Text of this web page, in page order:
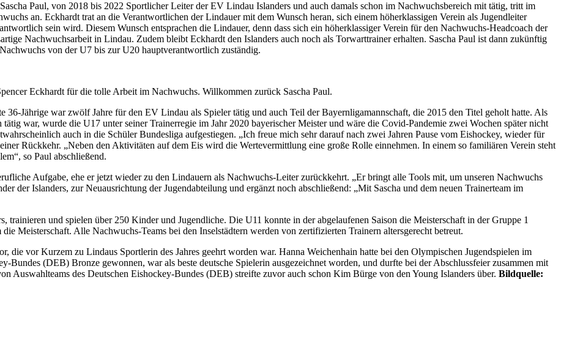
Paul, von 2018 bis 2022 Sportlicher Leiter der EV Lindau Islanders und auch damals schon im Nachwuchsbereich mit tätig, tritt im
an. Eckhardt trat an die Verantwortlichen der Lindauer mit dem Wunsch heran, sich einem höherklassigen Verein als Jugendleiter
sein wird. Diesem Wunsch entsprachen die Lindauer, denn dass sich ein höherklassiger Verein für den Nachwuchs-Headcoach der
Nachwuchsarbeit in Lindau. Zudem bleibt Eckhardt den Islanders auch noch als Torwarttrainer erhalten. Sascha Paul ist dann zukünftig
von der U7 bis zur U20 hauptverantwortlich zuständig.
Eckhardt für die tolle Arbeit im Nachwuchs. Willkommen zurück Sascha Paul.
36-Jährige war zwölf Jahre für den EV Lindau als Spieler tätig und auch Teil der Bayernligamannschaft, die 2015 den Titel geholt hatte. Als
war, wurde die U17 unter seiner Trainerregie im Jahr 2020 bayerischer Meister und wäre die Covid-Pandemie zwei Wochen später nicht
auch in die Schüler Bundesliga aufgestiegen. „Ich freue mich sehr darauf nach zwei Jahren Pause vom Eishockey, wieder für
Rückkehr. „Neben den Aktivitäten auf dem Eis wird die Wertevermittlung eine große Rolle einnehmen. In einem so familiären Verein steht
so Paul abschließend.
Aufgabe, ehe er jetzt wieder zu den Lindauern als Nachwuchs-Leiter zurückkehrt. „Er bringt alle Tools mit, um unseren Nachwuchs
der Islanders, zur Neuausrichtung der Jugendabteilung und ergänzt noch abschließend: „Mit Sascha und dem neuen Trainerteam im
trainieren und spielen über 250 Kinder und Jugendliche. Die U11 konnte in der abgelaufenen Saison die Meisterschaft in der Gruppe 1
Meisterschaft. Alle Nachwuchs-Teams bei den Inselstädtern werden von zertifizierten Trainern altersgerecht betreut.
die vor Kurzem zu Lindaus Sportlerin des Jahres geehrt worden war. Hanna Weichenhain hatte bei den Olympischen Jugendspielen im
Bundes (DEB) Bronze gewonnen, war als beste deutsche Spielerin ausgezeichnet worden, und durfte bei der Abschlussfeier zusammen mit
Auswahlteams des Deutschen Eishockey-Bundes (DEB) streifte zuvor auch schon Kim Bürge von den Young Islanders über. Bildquelle: